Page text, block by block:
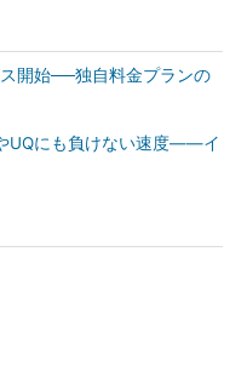
開始──独自料金プランの
UQにも負けない速度――イ